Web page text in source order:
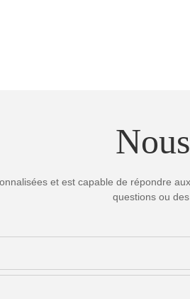
et est capable de répondre
questions ou